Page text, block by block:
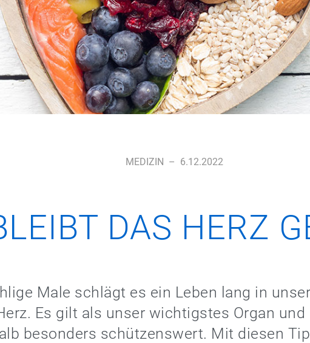
MEDIZIN – 6.12.2022
DAS HERZ
Male schlägt es ein Leben lang in
Es gilt als unser wichtigstes Organ und
besonders schützenswert. Mit diesen